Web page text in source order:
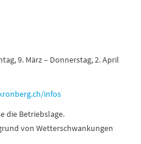
9. März – Donnerstag, 2. April
infos
die Betriebslage.
von Wetterschwankungen